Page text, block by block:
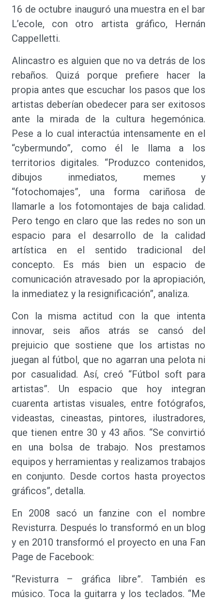
16 de octubre inauguró una muestra en el bar
L’ecole, con otro artista gráfico, Hernán
Cappelletti.
Alincastro es alguien que no va detrás de los
rebaños. Quizá porque prefiere hacer la
propia antes que escuchar los pasos que los
artistas deberían obedecer para ser exitosos
ante la mirada de la cultura hegemónica.
Pese a lo cual interactúa intensamente en el
“cybermundo”, como él le llama a los
territorios digitales. “Produzco contenidos,
dibujos inmediatos, memes y
“fotochomajes”, una forma cariñosa de
llamarle a los fotomontajes de baja calidad.
Pero tengo en claro que las redes no son un
espacio para el desarrollo de la calidad
artística en el sentido tradicional del
concepto. Es más bien un espacio de
comunicación atravesado por la apropiación,
la inmediatez y la resignificación”, analiza.
Con la misma actitud con la que intenta
innovar, seis años atrás se cansó del
prejuicio que sostiene que los artistas no
juegan al fútbol, que no agarran una pelota ni
por casualidad. Así, creó “Fútbol soft para
artistas”. Un espacio que hoy integran
cuarenta artistas visuales, entre fotógrafos,
videastas, cineastas, pintores, ilustradores,
que tienen entre 30 y 43 años. “Se convirtió
en una bolsa de trabajo. Nos prestamos
equipos y herramientas y realizamos trabajos
en conjunto. Desde cortos hasta proyectos
gráficos”, detalla.
En 2008 sacó un fanzine con el nombre
Revisturra. Después lo transformó en un blog
y en 2010 transformó el proyecto en una Fan
Page de Facebook:
“Revisturra – gráfica libre”. También es
músico. Toca la guitarra y los teclados. “Me